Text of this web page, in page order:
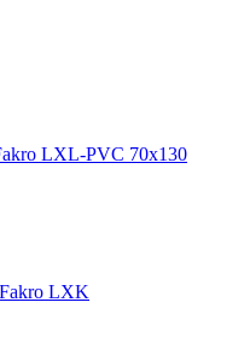
LXL-PVC 70x130
LXK